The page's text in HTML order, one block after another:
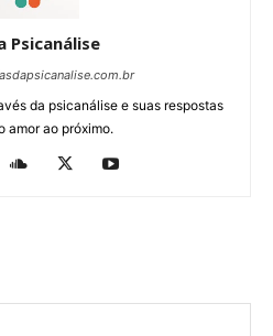
Psicanálise
da psicanálise e suas respostas
amor ao próximo.